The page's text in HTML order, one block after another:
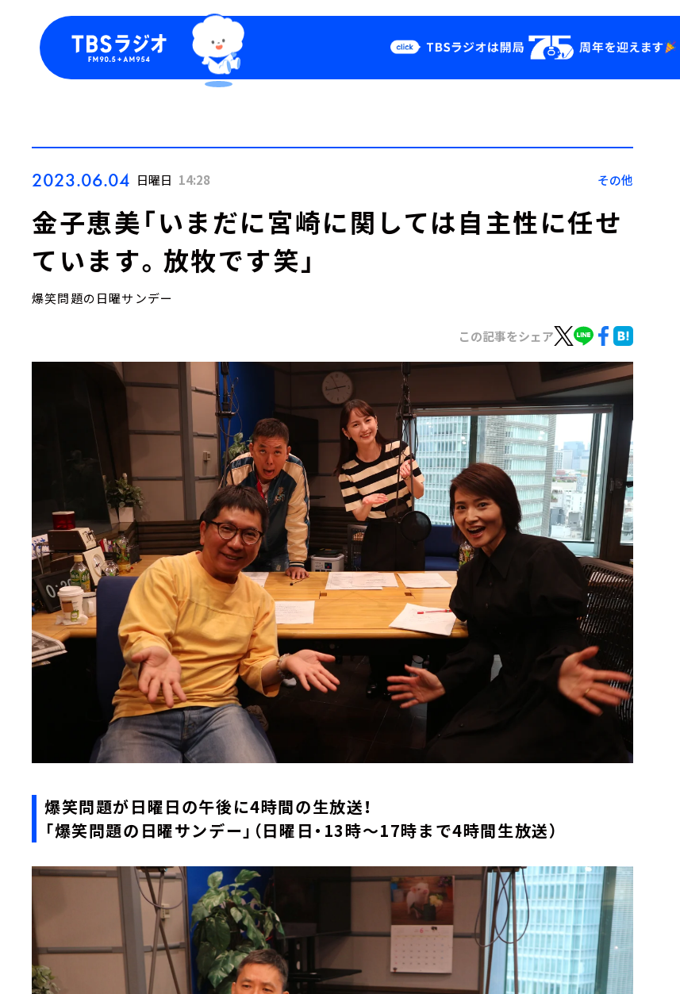
Podcast
YouTube
2023.06.04 日曜日 14:28 その他
金子恵美「いまだに宮崎に関しては自主性に任せ
ています。放牧です笑」
爆笑問題の日曜サンデー
この記事をシェア
爆笑問題が日曜日の午後に4時間の生放送！
「爆笑問題の日曜サンデー」（日曜日・13時～17時まで4時間生放送）